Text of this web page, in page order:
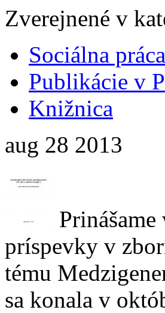
Zverejnené v
Sociálna práca
Publikácie v
Knižnica
aug 28 2013
príspevky v
tému
sa konala v